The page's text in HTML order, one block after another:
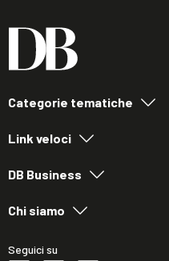
Categorie tematiche
Link veloci
DB Business
Chi siamo
Seguici su